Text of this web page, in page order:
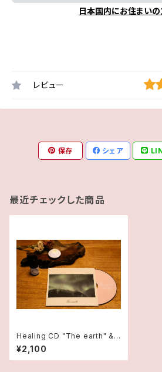
日本国内にお住まい
レビュー
保存 シェア
最近チェックした商品
Healing CD "The earth" &
ハンドパンアロマストーン & ア
ロマオイルの3点セット
¥2,100